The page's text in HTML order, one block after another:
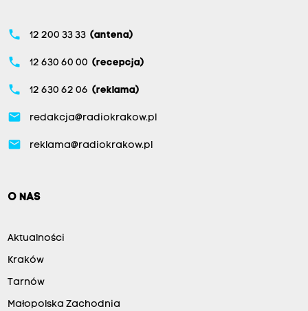
phone 12 200 33 33 (antena)
phone 12 630 60 00 (recepcja)
phone 12 630 62 06 (reklama)
email redakcja@radiokrakow.pl
email reklama@radiokrakow.pl
O NAS
Aktualności
Kraków
Tarnów
Małopolska Zachodnia